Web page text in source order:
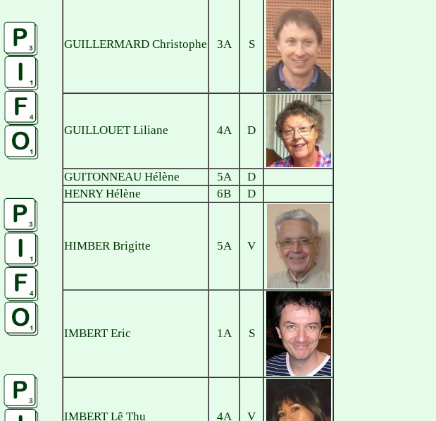
GUILLERMARD Christophe 3A S
GUILLOUET Liliane 4A D
GUITONNEAU Hélène 5A
D
HENRY Hélène
6B D
HIMBER Brigitte 5A V
IMBERT Eric 1A S
IMBERT Lê Thu 4A V